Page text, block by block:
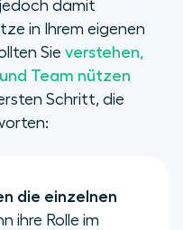
damit
in Ihrem eigenen
Sie verstehen,
Team nützen
Schritt, die
die einzelnen
ihre Rolle im